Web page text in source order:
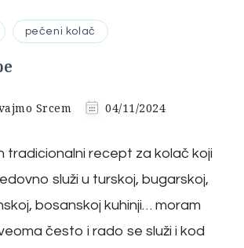
pečeni kolač
Srcem 04/11/2024
tradicionalni recept za kolač koji
služi u turskoj, bugarskoj,
bosanskoj kuhinji… moram
često i rado se služi i kod